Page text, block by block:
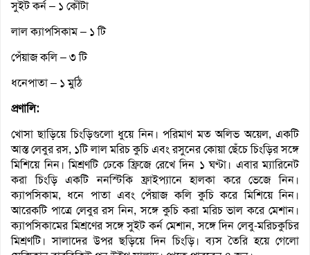
সুইট কর্ন – ১ কৌটা
লাল ক্যাপসিকাম – ১ টি
পেঁয়াজ কলি – ৩ টি
ধনেপাতা – ১ মুঠি
প্রণালি:
খোসা ছাড়িয়ে চিংড়িগুলো ধুয়ে নিন। পরিমাণ মত অলিভ অয়েল, একটি
আস্ত লেবুর রস, ১টি লাল মরিচ কুচি এবং রসুনের কোয়া ছেঁচে চিংড়ির সঙ্গে
মিশিয়ে নিন। মিশ্রণটি ঢেকে ফ্রিজে রেখে দিন ১ ঘণ্টা। এবার ম্যারিনেট
করা চিংড়ি একটি ননস্টিকি ফ্রাইপ্যানে হালকা করে ভেজে নিন।
ক্যাপসিকাম, ধনে পাতা এবং পেঁয়াজ কলি কুচি করে মিশিয়ে নিন।
আরেকটি পাত্রে লেবুর রস নিন, সঙ্গে কুচি করা মরিচ ভাল করে মেশান।
ক্যাপসিকামের মিশ্রণের সঙ্গে সুইট কর্ন মেশান, সঙ্গে দিন লেবু-মরিচকুচির
মিশ্রণটি। সালাদের উপর ছড়িয়ে দিন চিংড়ি। ব্যস তৈরি হয়ে গেলো